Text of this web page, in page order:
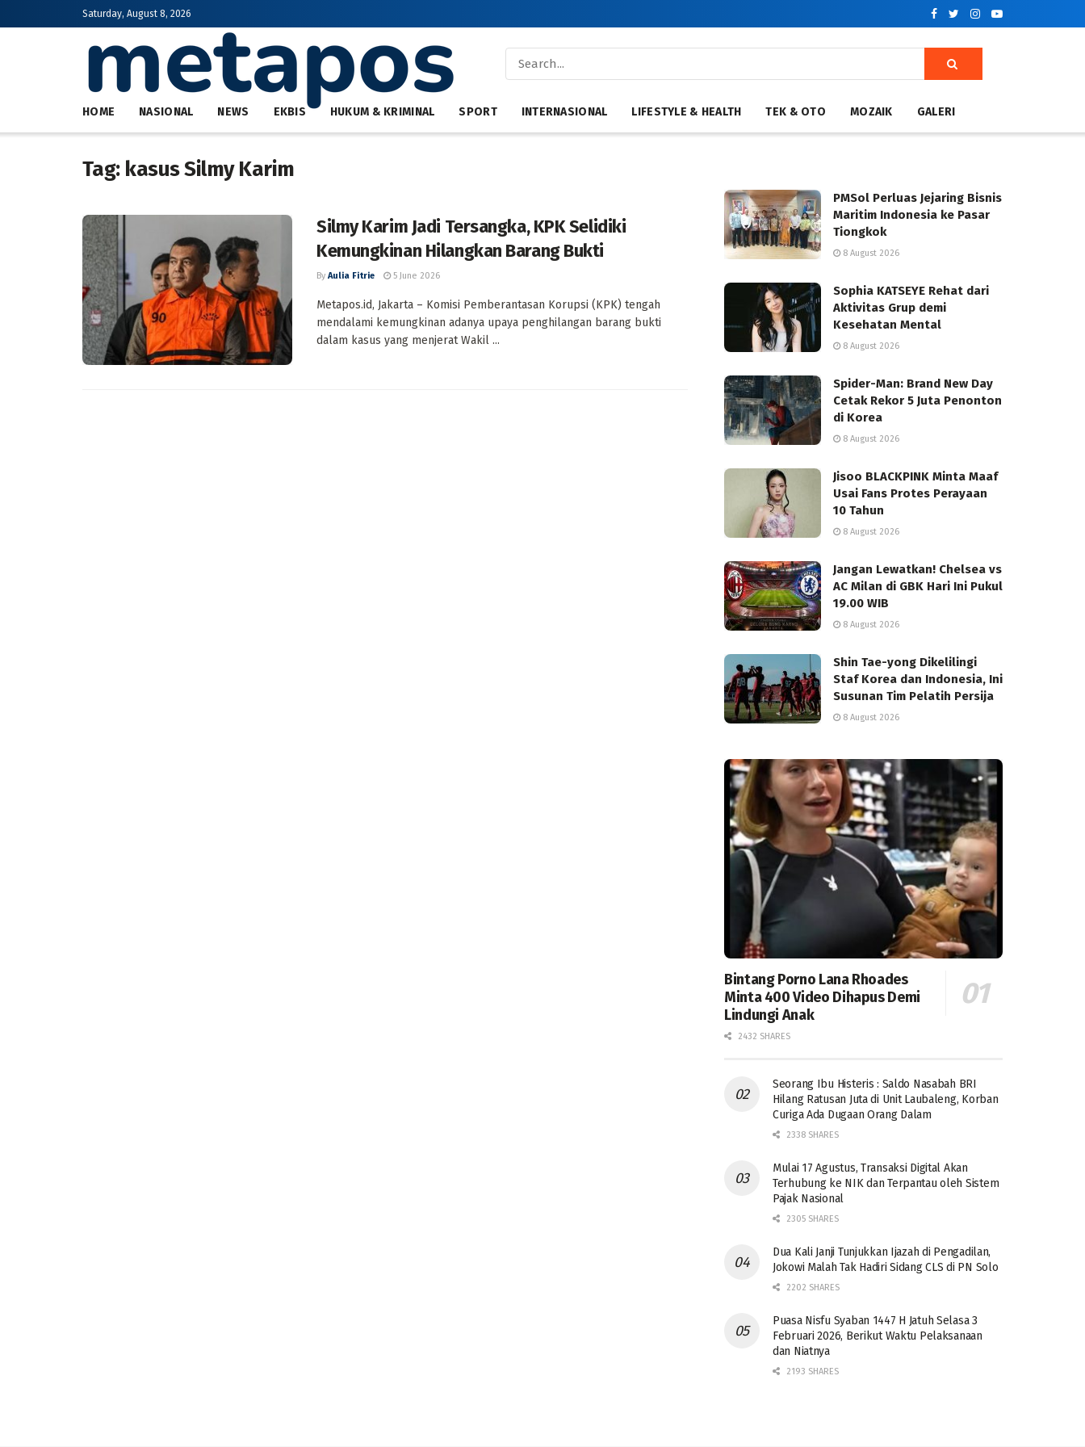
Saturday, August 8, 2026
HOME NASIONAL NEWS EKBIS HUKUM & KRIMINAL SPORT INTERNASIONAL LIFESTYLE & HEALTH TEK & OTO MOZAIK GALERI
Tag: kasus Silmy Karim
Silmy Karim Jadi Tersangka, KPK Selidiki
Kemungkinan Hilangkan Barang Bukti
By Aulia Fitrie 5 June 2026
Metapos.id, Jakarta – Komisi Pemberantasan Korupsi (KPK) tengah
mendalami kemungkinan adanya upaya penghilangan barang bukti
dalam kasus yang menjerat Wakil ...
PMSol Perluas Jejaring Bisnis
Maritim Indonesia ke Pasar
Tiongkok
8 August 2026
Sophia KATSEYE Rehat dari
Aktivitas Grup demi
Kesehatan Mental
8 August 2026
Spider-Man: Brand New Day
Cetak Rekor 5 Juta Penonton
di Korea
8 August 2026
Jisoo BLACKPINK Minta Maaf
Usai Fans Protes Perayaan
10 Tahun
8 August 2026
Jangan Lewatkan! Chelsea vs
AC Milan di GBK Hari Ini Pukul
19.00 WIB
8 August 2026
Shin Tae-yong Dikelilingi
Staf Korea dan Indonesia, Ini
Susunan Tim Pelatih Persija
8 August 2026
Bintang Porno Lana Rhoades
Minta 400 Video Dihapus Demi
Lindungi Anak
2432 SHARES
Seorang Ibu Histeris : Saldo Nasabah BRI
Hilang Ratusan Juta di Unit Laubaleng, Korban
Curiga Ada Dugaan Orang Dalam
2338 SHARES
Mulai 17 Agustus, Transaksi Digital Akan
Terhubung ke NIK dan Terpantau oleh Sistem
Pajak Nasional
2305 SHARES
Dua Kali Janji Tunjukkan Ijazah di Pengadilan,
Jokowi Malah Tak Hadiri Sidang CLS di PN Solo
2202 SHARES
Puasa Nisfu Syaban 1447 H Jatuh Selasa 3
Februari 2026, Berikut Waktu Pelaksanaan
dan Niatnya
2193 SHARES